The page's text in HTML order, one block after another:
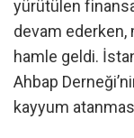
yürütülen
devam ederken,
hamle geldi.
Ahbap
kayyum